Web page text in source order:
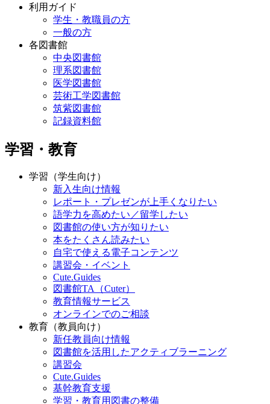
利用ガイド
学生・教職員の方
一般の方
各図書館
中央図書館
理系図書館
医学図書館
芸術工学図書館
筑紫図書館
記録資料館
学習・教育
学習（学生向け）
新入生向け情報
レポート・プレゼンが上手くなりたい
語学力を高めたい／留学したい
図書館の使い方が知りたい
本をたくさん読みたい
自宅で使える電子コンテンツ
講習会・イベント
Cute.Guides
図書館TA（Cuter）
教育情報サービス
オンラインでのご相談
教育（教員向け）
新任教員向け情報
図書館を活用したアクティブラーニング
講習会
Cute.Guides
基幹教育支援
学習・教育用図書の整備